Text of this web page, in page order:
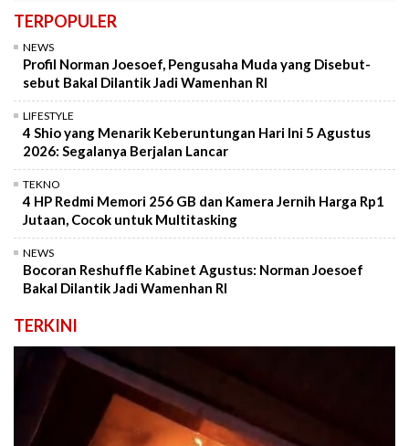
TERPOPULER
NEWS
Profil Norman Joesoef, Pengusaha Muda yang Disebut-
sebut Bakal Dilantik Jadi Wamenhan RI
LIFESTYLE
4 Shio yang Menarik Keberuntungan Hari Ini 5 Agustus
2026: Segalanya Berjalan Lancar
TEKNO
4 HP Redmi Memori 256 GB dan Kamera Jernih Harga Rp1
Jutaan, Cocok untuk Multitasking
NEWS
Bocoran Reshuffle Kabinet Agustus: Norman Joesoef
Bakal Dilantik Jadi Wamenhan RI
TERKINI